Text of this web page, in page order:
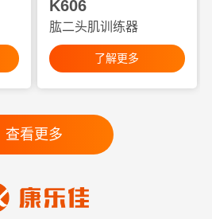
K606
肱二头肌训练器
了解更多
查看更多